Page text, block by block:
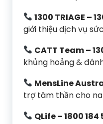
1300 TRIAGE –
giới thiệu dịch vụ
CATT Team –
khủng hoảng &
MensLine
trợ tâm thần cho
QLife – 1800 184